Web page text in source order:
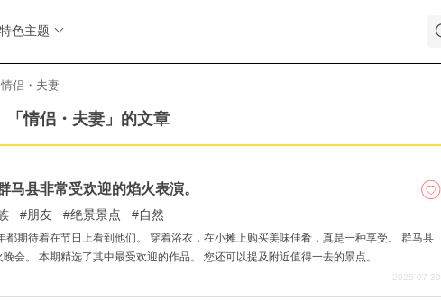
特色主题
情侣・夫妻
「情侣・夫妻」的文章
马县非常受欢迎的焰火表演。
朋友 绝景景点 自然
都期待着在节日上看到他们。 穿着浴衣，在小摊上购买美味佳肴，真是一种享受。 群马县
会。 本期精选了其中最受欢迎的作品。 您还可以提及附近值得一去的景点。
2025-07-30